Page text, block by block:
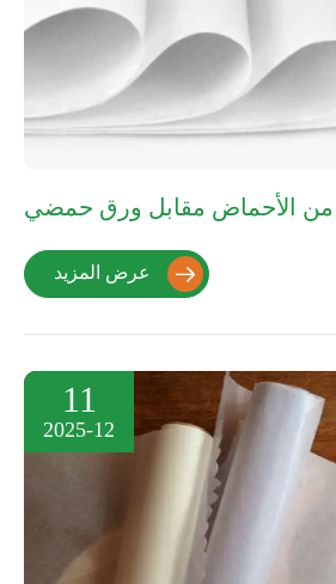
الأحماض مقابل ورق حمضي

11
2025-12